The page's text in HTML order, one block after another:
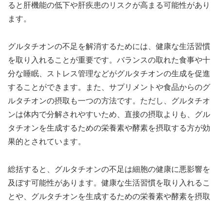
ると肝機能の低下や肝疾患のリスクが高まる可能性があり
ます。
グルタチオンの不足を解消するためには、健康な生活習慣
を取り入れることが重要です。バランスの取れた食事や十
分な睡眠、ストレス管理などがグルタチオンの生成を促進
することができます。また、サプリメントや食品からのグ
ルタチオンの摂取も一つの方法です。ただし、グルタチオ
ンは体内で分解されやすいため、直接の摂取よりも、グル
タチオンを生成するための栄養素や酵素を摂取する方が効
果的とされています。
総括すると、グルタチオンの不足は細胞の健康に悪影響を
及ぼす可能性があります。健康な生活習慣を取り入れるこ
とや、グルタチオンを生成するための栄養素や酵素を摂取